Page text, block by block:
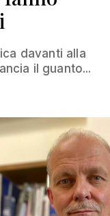
davanti alla
il guanto...